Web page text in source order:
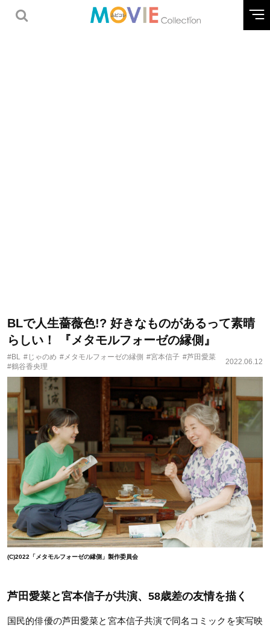
BLで人生薔薇色!? 好きなものがあるって素晴
らしい！ 『メタモルフォーゼの縁側』
#BL #じゃのめ #メタモルフォーゼの縁側 #宮本信子 #芦田愛菜
#鶴谷香央理
2022.06.12
(C)2022「メタモルフォーゼの縁側」製作委員会
芦田愛菜と宮本信子が共演、58歳差の友情を描く
国民的俳優の芦田愛菜と宮本信子共演で同名コミックを実写映